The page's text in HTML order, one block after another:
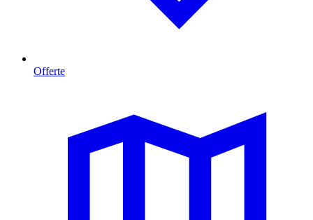
Offerte